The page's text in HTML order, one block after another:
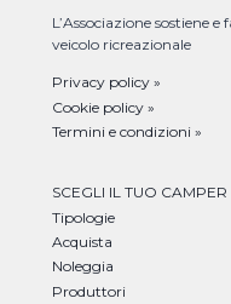
L’Associazione sostiene
veicolo ricreazionale
Privacy policy »
Cookie policy »
Termini e condizioni »
SCEGLI IL TUO CAMPER
Tipologie
Acquista
Noleggia
Produttori